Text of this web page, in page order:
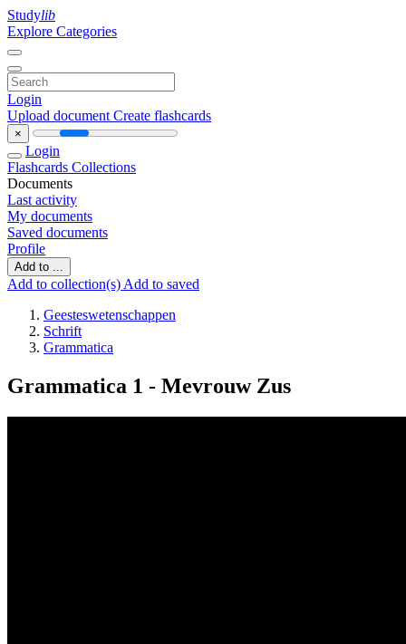
Studylib
Explore Categories
Login
Upload document Create flashcards
×
Login
Flashcards Collections
Documents
Last activity
My documents
Saved documents
Profile
Add to ...
Add to collection(s) Add to saved
Geesteswetenschappen
Schrift
Grammatica
Grammatica 1 - Mevrouw Zus